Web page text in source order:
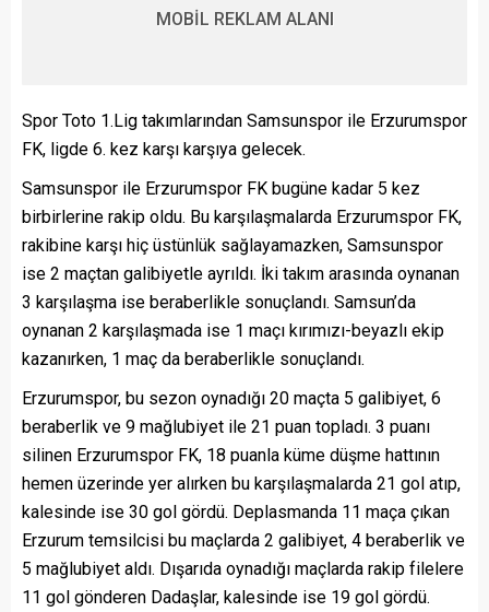
MOBİL REKLAM ALANI
Spor Toto 1.Lig takımlarından Samsunspor ile Erzurumspor
FK, ligde 6. kez karşı karşıya gelecek.
Samsunspor ile Erzurumspor FK bugüne kadar 5 kez
birbirlerine rakip oldu. Bu karşılaşmalarda Erzurumspor FK,
rakibine karşı hiç üstünlük sağlayamazken, Samsunspor
ise 2 maçtan galibiyetle ayrıldı. İki takım arasında oynanan
3 karşılaşma ise beraberlikle sonuçlandı. Samsun’da
oynanan 2 karşılaşmada ise 1 maçı kırımızı-beyazlı ekip
kazanırken, 1 maç da beraberlikle sonuçlandı.
Erzurumspor, bu sezon oynadığı 20 maçta 5 galibiyet, 6
beraberlik ve 9 mağlubiyet ile 21 puan topladı. 3 puanı
silinen Erzurumspor FK, 18 puanla küme düşme hattının
hemen üzerinde yer alırken bu karşılaşmalarda 21 gol atıp,
kalesinde ise 30 gol gördü. Deplasmanda 11 maça çıkan
Erzurum temsilcisi bu maçlarda 2 galibiyet, 4 beraberlik ve
5 mağlubiyet aldı. Dışarıda oynadığı maçlarda rakip filelere
11 gol gönderen Dadaşlar, kalesinde ise 19 gol gördü.